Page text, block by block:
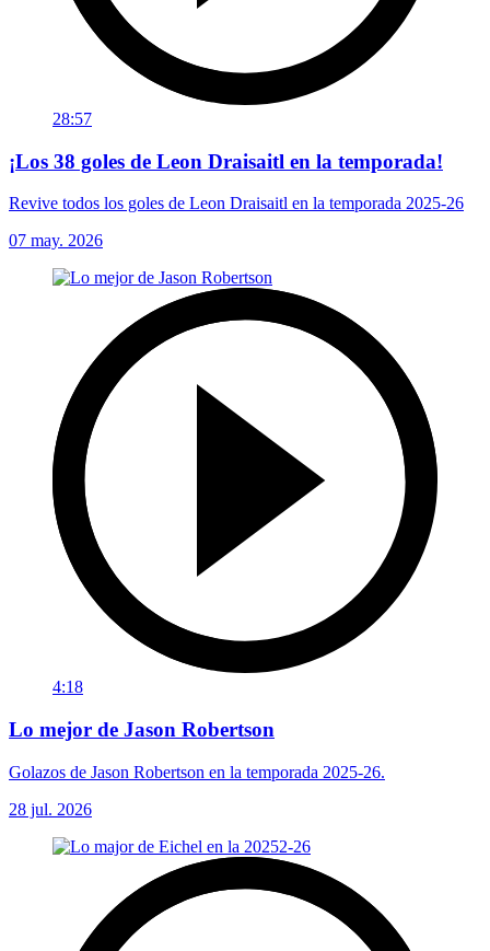
28:57
¡Los 38 goles de Leon Draisaitl en la temporada!
Revive todos los goles de Leon Draisaitl en la temporada 2025-26
07 may. 2026
4:18
Lo mejor de Jason Robertson
Golazos de Jason Robertson en la temporada 2025-26.
28 jul. 2026